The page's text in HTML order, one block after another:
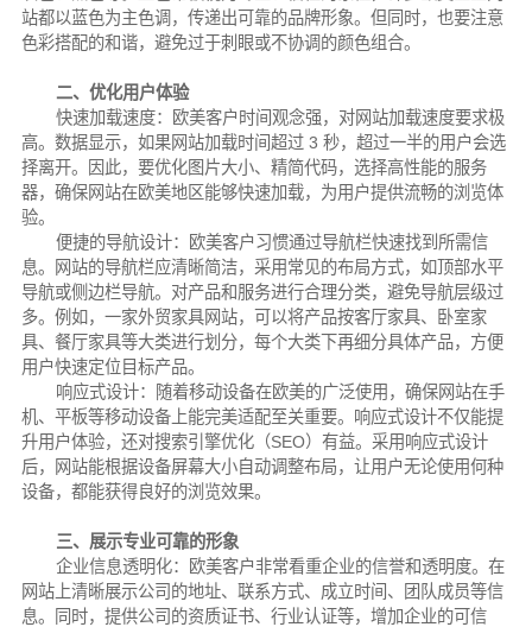
站都以蓝色为主色调，传递出可靠的品牌形象。但同时，也要注意
色彩搭配的和谐，避免过于刺眼或不协调的颜色组合。
二、优化用户体验
快速加载速度：欧美客户时间观念强，对网站加载速度要求极
高。数据显示，如果网站加载时间超过 3 秒，超过一半的用户会选
择离开。因此，要优化图片大小、精简代码，选择高性能的服务
器，确保网站在欧美地区能够快速加载，为用户提供流畅的浏览体
验。
便捷的导航设计：欧美客户习惯通过导航栏快速找到所需信
息。网站的导航栏应清晰简洁，采用常见的布局方式，如顶部水平
导航或侧边栏导航。对产品和服务进行合理分类，避免导航层级过
多。例如，一家外贸家具网站，可以将产品按客厅家具、卧室家
具、餐厅家具等大类进行划分，每个大类下再细分具体产品，方便
用户快速定位目标产品。
响应式设计：随着移动设备在欧美的广泛使用，确保网站在手
机、平板等移动设备上能完美适配至关重要。响应式设计不仅能提
升用户体验，还对搜索引擎优化（SEO）有益。采用响应式设计
后，网站能根据设备屏幕大小自动调整布局，让用户无论使用何种
设备，都能获得良好的浏览效果。
三、展示专业可靠的形象
企业信息透明化：欧美客户非常看重企业的信誉和透明度。在
网站上清晰展示公司的地址、联系方式、成立时间、团队成员等信
息。同时，提供公司的资质证书、行业认证等，增加企业的可信